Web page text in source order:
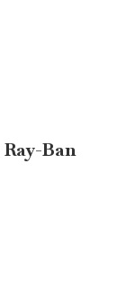
Ray-Ban